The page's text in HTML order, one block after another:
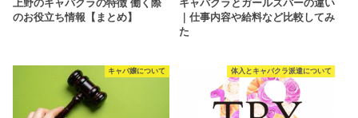
上野のキャバクラの特徴 働く際
のお役立ち情報【まとめ】
キャバクラとガールズバーの違い
｜仕事内容や給料など比較してみ
た
キャバ嬢について 体入とキャバクラ派遣について